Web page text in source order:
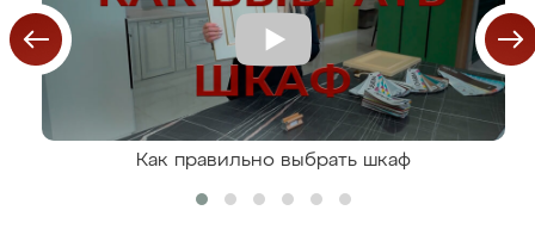
Как правильно выбрать шкаф